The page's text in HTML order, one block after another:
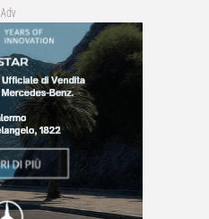
Adv